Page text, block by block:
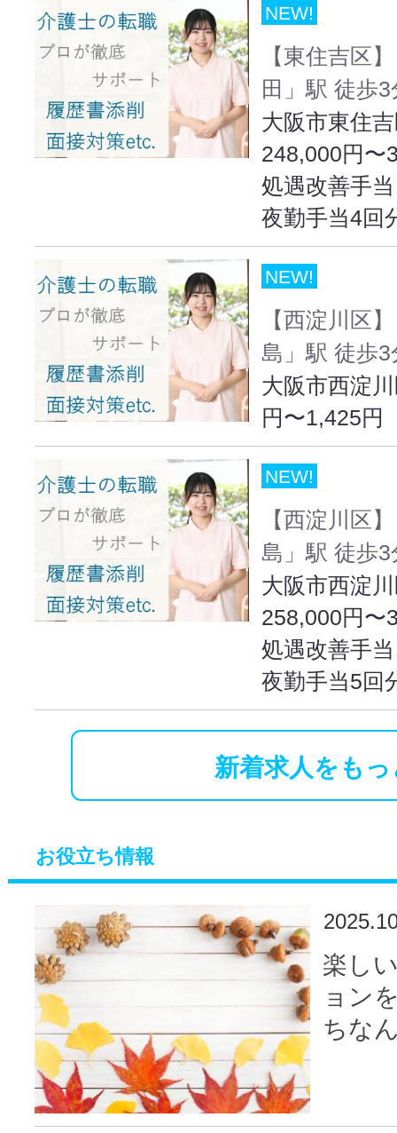
NEW!
【東住吉区
田」駅 徒歩
大阪市東住
248,000円〜
処遇改善手
夜勤手当4回
NEW!
【西淀川区
島」駅 徒歩
大阪市西淀
円〜1,425円
NEW!
【西淀川区
島」駅 徒歩
大阪市西淀
258,000円〜
処遇改善手
夜勤手当5回
新着求人をも
お役立ち情報
楽し
ョン
ちな